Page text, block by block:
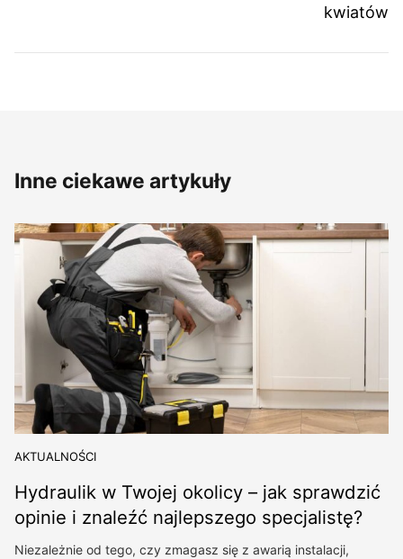
kwiatów
Inne ciekawe artykuły
AKTUALNOŚCI
Hydraulik w Twojej okolicy – jak sprawdzić
opinie i znaleźć najlepszego specjalistę?
Niezależnie od tego, czy zmagasz się z awarią instalacji,